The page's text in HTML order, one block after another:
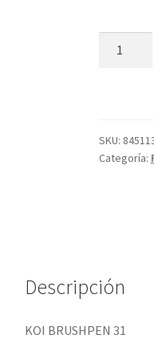
SKU:
Categoría:
Descripción
KOI BRUSHPEN 31